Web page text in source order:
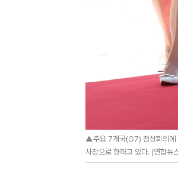
▲주요 7개국(G7) 정상회의에
사장으로 향하고 있다. (연합뉴